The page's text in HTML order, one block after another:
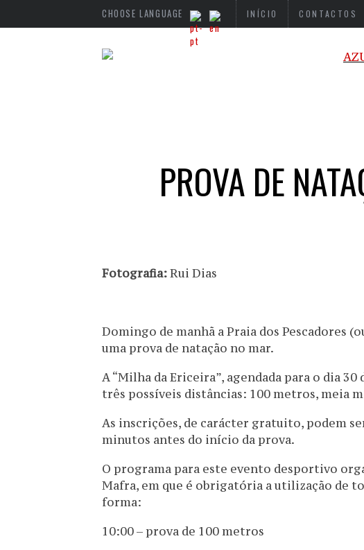
CHOOSE LANGUAGE INÍCIO CONTACTOS
PROVA DE
Fotografia:Rui Dias
Domingo de manhã a Praia dos Pescadores
uma prova de natação no mar.
A “Milha da Ericeira”, agendada para o dia
três possíveis distâncias: 100 metros, meia
As inscrições, de carácter gratuito, podem
minutos antes do início da prova.
O programa para este evento desportivo
Mafra, em que é obrigatória a utilização de
forma:
10:00 – prova de 100 metros